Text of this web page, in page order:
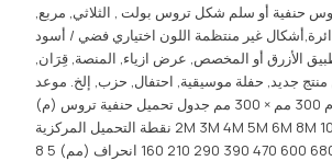
حنفية أو سلم شكل تروس بولت , الثلاثي, مربع,
غير منتظمة اللون اختياري فضي / أسود
الأزرق أو المخصص, عرض ازياء, المنصة, قِرَان,
منتج جديد, حفلة موسيقية, احتفال, حزب, إلخ. موعد
التسليم 5-15 أيام 300 مم × 300 مم جدول تحميل حنفية تروس (م)
2M 3M 4M 5M 6M 8M 10M 12M 14M نقطة التحميل المركزية
(كلغ) 890 780 680 600 470 390 290 210 160 انحراف (مم) 5 8